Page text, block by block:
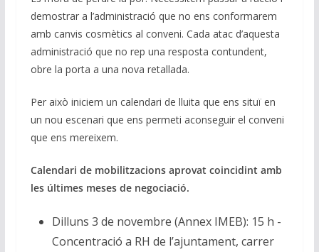
demostrar a l’administració que no ens conformarem
amb canvis cosmètics al conveni. Cada atac d’aquesta
administració que no rep una resposta contundent,
obre la porta a una nova retallada.
Per això iniciem un calendari de lluita que ens situï en
un nou escenari que ens permeti aconseguir el conveni
que ens mereixem.
Calendari de mobilitzacions aprovat coincidint amb
les últimes meses de negociació.
Dilluns 3 de novembre (Annex IMEB): 15 h -
Concentració a RH de l’ajuntament, carrer